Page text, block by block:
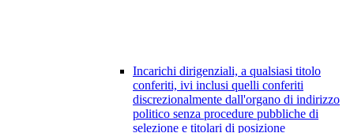
Incarichi dirigenziali, a qualsiasi titolo
conferiti, ivi inclusi quelli conferiti
discrezionalmente dall'organo di indirizzo
politico senza procedure pubbliche di
selezione e titolari di posizione